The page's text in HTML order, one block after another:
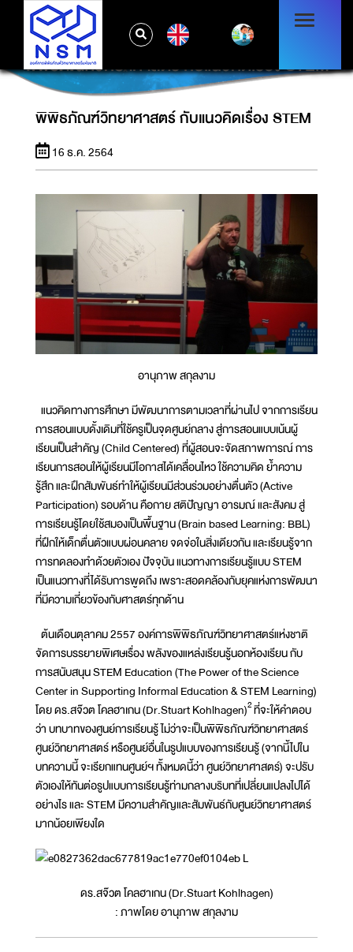
พิพิธภัณฑ์วิทยาศาสตร์ กับแนวคิดเรื่อง STEM
พิพิธภัณฑ์วิทยาศาสตร์ กับแนวคิดเรื่อง STEM
16 ธ.ค. 2564
อานุภาพ สกุลงาม
แนวคิดทางการศึกษา มีพัฒนาการตามเวลาที่ผ่านไป จากการเรียน
การสอนแบบดั้งเดิมที่ใช้ครูเป็นจุดศูนย์กลาง สู่การสอนแบบเน้นผู้
เรียนเป็นสำคัญ (Child Centered) ที่ผู้สอนจะจัดสภาพการณ์ การ
เรียนการสอนให้ผู้เรียนมีโอกาสได้เคลื่อนไหว ใช้ความคิด ย้ำความ
รู้สึก และฝึกสัมพันธ์ทำให้ผู้เรียนมีส่วนร่วมอย่างตื่นตัว (Active
Participation) รอบด้าน คือกาย สติปัญญา อารมณ์ และสังคม สู่
การเรียนรู้โดยใช้สมองเป็นพื้นฐาน (Brain based Learning: BBL)
ที่ฝึกให้เด็กตื่นตัวแบบผ่อนคลาย จดจ่อในสิ่งเดียวกัน และเรียนรู้จาก
การทดลองทำด้วยตัวเอง ปัจจุบัน แนวทางการเรียนรู้แบบ STEM
เป็นแนวทางที่ได้รับการพูดถึง เพราะสอดคล้องกับยุคแห่งการพัฒนา
ที่มีความเกี่ยวข้องกับศาสตร์ทุกด้าน
ต้นเดือนตุลาคม 2557 องค์การพิพิธภัณฑ์วิทยาศาสตร์แห่งชาติ
จัดการบรรยายพิเศษเรื่อง พลังของแหล่งเรียนรู้นอกห้องเรียน กับ
การสนับสนุน STEM Education (The Power of the Science
Center in Supporting Informal Education & STEM Learning)
โดย ดร.สจ๊วต โคลฮาเกน (Dr.Stuart Kohlhagen)2ที่จะให้คำตอบ
ว่า บทบาทของศูนย์การเรียนรู้ ไม่ว่าจะเป็นพิพิธภัณฑ์วิทยาศาสตร์
ศูนย์วิทยาศาสตร์ หรือศูนย์อื่นในรูปแบบของการเรียนรู้ (จากนี้ไปใน
บทความนี้ จะเรียกแทนศูนย์ฯ ทั้งหมดนี้ว่า ศูนย์วิทยาศาสตร์) จะปรับ
ตัวเองให้ทันต่อรูปแบบการเรียนรู้ท่ามกลางบริบทที่เปลี่ยนแปลงไปได้
อย่างไร และ STEM มีความสำคัญและสัมพันธ์กับศูนย์วิทยาศาสตร์
มากน้อยเพียงใด
ดร.สจ๊วต โคลฮาเกน (Dr.Stuart Kohlhagen)
: ภาพโดย อานุภาพ สกุลงาม